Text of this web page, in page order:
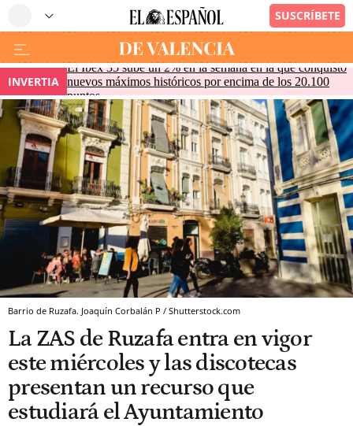
INVERTIA
El Ibex 35 sube un 2% en la semana en la que conquistó
nuevos máximos históricos por encima de los 20.100
puntos
Barrio de Ruzafa. Joaquín Corbalán P / Shutterstock.com
La ZAS de Ruzafa entra en vigor
este miércoles y las discotecas
presentan un recurso que
estudiará el Ayuntamiento